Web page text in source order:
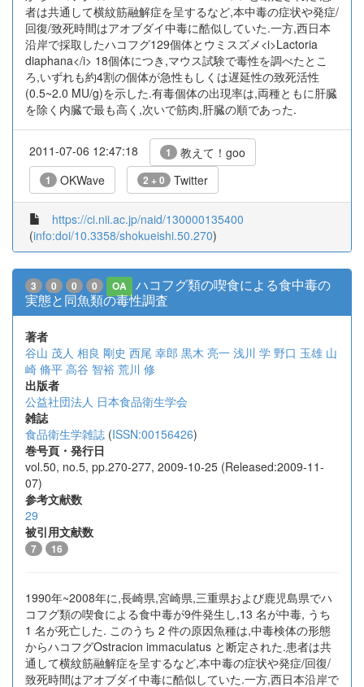
者は共通して横紋筋融解症を呈するなど,本中毒の症状や発症/
回復/致死時間はアオブダイ中毒に酷似していた.一方,西日本
沿岸で採取したハコフグ129個体とウミスズメ<i>Lactoria
diaphana</i> 18個体につき,マウス試験で毒性を調べたとこ
ろ,いずれも約4割の個体が急性もしくは遅延性の致死活性
(0.5~2.0 MU/g)を示した.有毒個体の出現率は,両種ともに肝臓
を除く内臓で最も高く,次いで筋肉,肝臓の順であった.
2011-07-06 12:47:18 1 教えて！goo
1 OKWave 2 + 0 Twitter
https://ci.nii.ac.jp/naid/130000135400
(info:doi/10.3358/shokueishi.50.270)
3 0 0 0 OA
ハコフグ類の喫食による食中毒の
実態と同魚類の毒性調査
著者
谷山 茂人 相良 剛史 西尾 幸郎 黒木 亮一 浅川 学 野口 玉雄 山
崎 脩平 高谷 智裕 荒川 修
出版者
公益社団法人 日本食品衛生学会
雑誌
食品衛生学雑誌 (ISSN:00156426)
巻号頁・発行日
vol.50, no.5, pp.270-277, 2009-10-25 (Released:2009-11-
07)
参考文献数
29
被引用文献数
7 16
1990年~2008年に,長崎県,宮崎県,三重県および鹿児島県でハ
コフグ類の喫食による食中毒が9件発生し,13 名が中毒, うち
1 名が死亡した. このうち 2 件の原因魚種は,中毒検体の形態
からハコフグOstracion immaculatus と断定された.患者は共
通して横紋筋融解症を呈するなど,本中毒の症状や発症/回復/
致死時間はアオブダイ中毒に酷似していた.一方,西日本沿岸で